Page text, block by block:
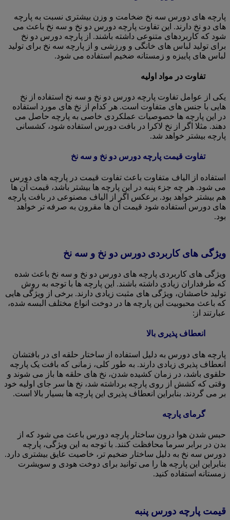
پارچه های دورس سه نخ ضخامت و وزن بیشتری نسبت به پارچه
های دو نخ دارند. این تفاوت پارچه دورس دو نخ و سه نخ باعث می
شود که کاربردهای متنوعی داشته باشند. از پارچه دورس دو نخ
برای تولید لباس های خانگی و ورزشی و از پارچه سه نخ برای تولید
لباس های پاییزه و زمستانه ضخیم استفاده می شود.
تفاوت در مواد اولیه
یکی از عوامل تفاوت پارچه دورس دو نخ و سه نخ استفاده از نخ
هایی با جنس های متفاوت است. هر کدام از نخ های مورد استفاده
در این پارچه ها خصوصیات عملکردی خاصی به پارچه حاصل می
دهند. مثلا اگر از نخ لاکرا در بافت دورس استفاده شود، کشسانی
پارچه بیشتر خواهد شد.
تفاوت قیمت پارچه دورس دو نخ و سه نخ
استفاده از الیاف متفاوت باعث تفاوت قیمت در پارچه های دورس
می شود. هر چه جزء پنبه در این پارچه ها بیشتر باشد، قیمت آن ها
هم بیشتر خواهد بود. برعکس اگر از الیاف مصنوعی در بافت پارچه
های دورس استفاده شود قیمت آن ها مقرون به صرفه تر خواهد
بود.
ویژگی های کاربردی دورس دو نخ و سه نخ
ویژگی های کاربردی پارچه های دورس دو نخ و سه نخ باعث شده
که طرفداران زیادی داشته باشند. این پارچه ها با توجه به روش
تولید خاصشان، ویژگی های مثبت زیادی دارند. برخی از ویژگی هایی
که باعث محبوبیت این پارچه ها در دوخت انواع مختلف البسه شده،
عبارتند از:
انعطاف پذیری بالا
پارچه های دورس به دلیل استفاده از ساختار حلقه ای در بافتشان
انعطاف پذیری زیادی دارند. به طور کلی، زمانی که بافت یک پارچه
حلقوی باشد، در زمان کشیده شدن، نخ های حلقه ها باز می شوند و
وقتی که کشش از روی پارچه برداشته شد، نخ ها سر جای اولیه خود
بر می گردند. بنابراین انعطاف پذیری این پارچه ها بسیار بالا است.
گرمای پارچه
حبس شدن هوا درون ساختار پارچه دورس باعث می شود که از
بدن در برابر سرما محافظت کنند. با توجه به این ویژگی، پارچه
دورس سه نخ به دلیل ساختار ضخیم تر، خاصیت عایق بیشتری دارد.
بنابراین این پارچه ها را می توانید برای دوخت هودی و سویشرت
زمستانه استفاده کنید.
قیمت پارچه دورس پنبه